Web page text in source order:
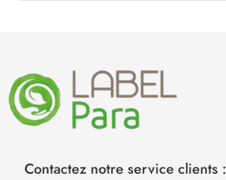
Contactez notre service clients :